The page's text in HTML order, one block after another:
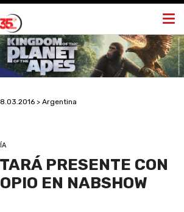
> Argentina
PRESENTE CON
EN NABSHOW